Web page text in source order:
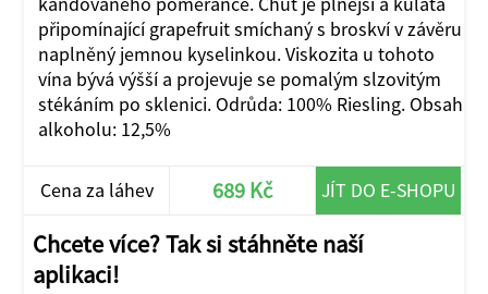
připomínající grapefruit smíchaný s broskví v závěru
naplněný jemnou kyselinkou. Viskozita u tohoto
vína bývá výšší a projevuje se pomalým slzovitým
stékáním po sklenici. Odrůda: 100% Riesling. Obsah
alkoholu: 12,5%
Cena za láhev 689 Kč JÍT DO E-SHOPU
Chcete více? Tak si stáhněte naší
aplikaci!